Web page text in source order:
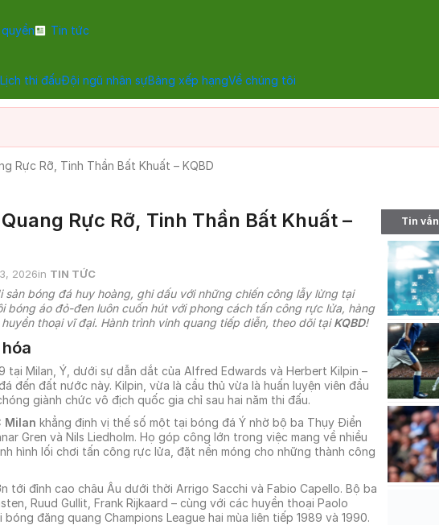
Tin tức
Lịch thi đấuĐội ngũ nhân sựBảng xếp hạngVề chúng tôi
Rực Rỡ, Tinh Thần Bất Khuất – KQBD
Rực Rỡ, Tinh Thần Bất Khuất –
2026in TIN TỨC
sản bóng đá huy hoàng, ghi dấu với những chiến công lẫy lừng tại
bóng áo đỏ-đen luôn cuốn hút với phong cách tấn công rực lửa, hàng
thoại vĩ đại. Hành trình vinh quang tiếp diễn, theo dõi tạiKQBD!
tại Milan, Ý, dưới sự dẫn dắt của Alfred Edwards và Herbert Kilpin –
đến đất nước này. Kilpin, vừa là cầu thủ vừa là huấn luyện viên đầu
giành chức vô địch quốc gia chỉ sau hai năm thi đấu.
Milan khẳng định vị thế số một tại bóng đá Ý nhờ bộ ba Thụy Điển
Gren và Nils Liedholm. Họ góp công lớn trong việc mang về nhiều
hình lối chơi tấn công rực lửa, đặt nền móng cho những thành công
tới đỉnh cao châu Âu dưới thời Arrigo Sacchi và Fabio Capello. Bộ ba
Ruud Gullit, Frank Rijkaard – cùng với các huyền thoại Paolo
đăng quang Champions League hai mùa liên tiếp 1989 và 1990.
Tin vắn